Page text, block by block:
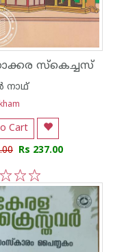
സ്കെച്ചസ്
നാഥ്
Cart
Rs 237.00
5
4